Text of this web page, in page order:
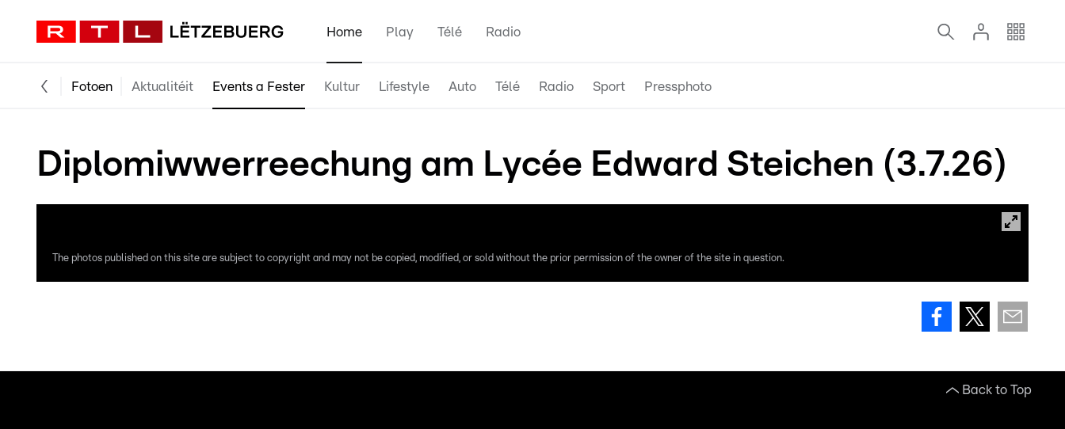
Home Play Télé Radio
Fotoen Aktualitéit Events a Fester Kultur Lifestyle Auto Télé Radio Sport Pressphoto
Diplomiwwerreechung am Lycée Edward Steichen (3.7.26)
The photos published on this site are subject to copyright and may not be copied, modified, or sold without the prior permission of the owner of the site in question.
Back to Top